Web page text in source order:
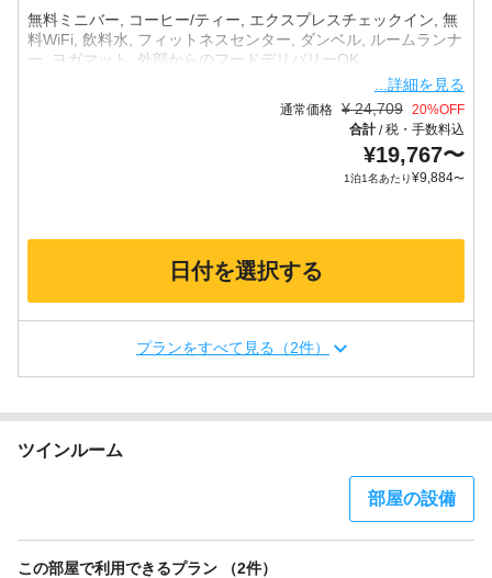
無料ミニバー, コーヒー/ティー, エクスプレスチェックイン, 無
料WiFi, 飲料水, フィットネスセンター, ダンベル, ルームランナ
...詳細を見る
通常価格 ¥ 24,709 20%OFF
合計/税・手数料込
¥19,767〜
1泊1名あたり¥9,884〜
日付を選択する
プランをすべて見る（2件）
ツインルーム
部屋の設備
この部屋で利用できるプラン （2件）